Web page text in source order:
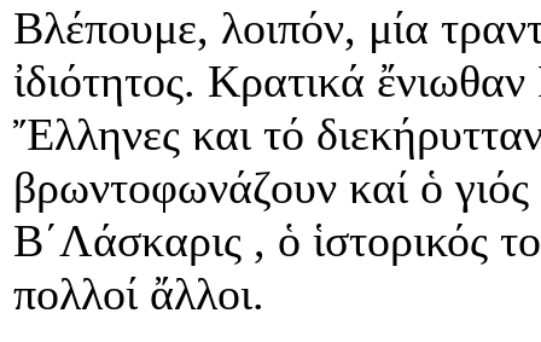
Βλέπουμε, λοιπόν, μία
ἰδιότητος. Κρατικά
Ἔλληνες και τό
βρωντοφωνάζουν καί ὁ
Β΄Λάσκαρις , ὁ ἱστορικός
πολλοί ἄλλοι.